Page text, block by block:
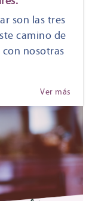
son las tres
camino de
con nosotras
Ver más